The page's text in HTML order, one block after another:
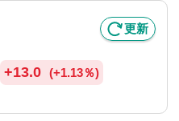
更新
+13.0 (+1.13％)